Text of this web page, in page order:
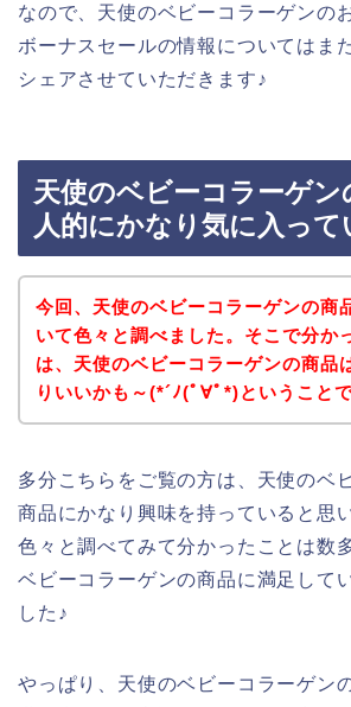
なので、天使のベビーコラーゲンの
ボーナスセールの情報についてはま
シェアさせていただきます♪
天使のベビーコラーゲン
人的にかなり気に入って
今回、天使のベビーコラーゲンの商
いて色々と調べました。そこで分か
は、天使のベビーコラーゲンの商品
りいいかも～(*´ﾉ(ﾟ∀ﾟ*)ということ
多分こちらをご覧の方は、天使のベ
商品にかなり興味を持っていると思
色々と調べてみて分かったことは数
ベビーコラーゲンの商品に満足して
した♪
やっぱり、天使のベビーコラーゲン